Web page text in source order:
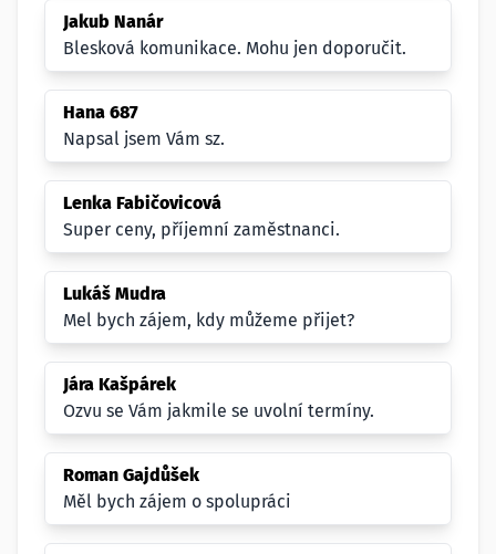
Jakub Nanár
Blesková komunikace. Mohu jen doporučit.
Hana 687
Napsal jsem Vám sz.
Lenka Fabičovicová
Super ceny, příjemní zaměstnanci.
Lukáš Mudra
Mel bych zájem, kdy můžeme přijet?
Jára Kašpárek
Ozvu se Vám jakmile se uvolní termíny.
Roman Gajdůšek
Měl bych zájem o spolupráci